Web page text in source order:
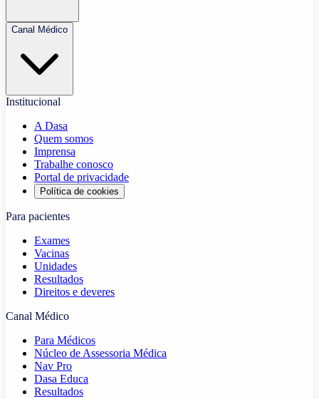
Canal Médico
Institucional
A Dasa
Quem somos
Imprensa
Trabalhe conosco
Portal de privacidade
Política de cookies
Para pacientes
Exames
Vacinas
Unidades
Resultados
Direitos e deveres
Canal Médico
Para Médicos
Núcleo de Assessoria Médica
Nav Pro
Dasa Educa
Resultados